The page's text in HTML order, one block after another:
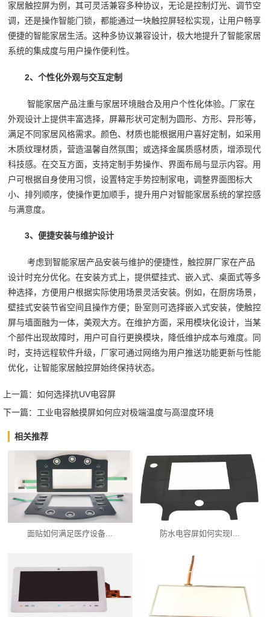
家居触控屏为例，其可灵活兼容多种协议，无论是控制灯光、调节空
调，还是操作智能门锁，都能通过一块触控屏轻松实现，让用户畅享
便捷的智能家居生活。这种多协议兼容设计，极大地提升了智能家居
系统的集成度与用户操作便利性。
2、个性化外观与交互定制
智能家居产品注重与家居环境融合及用户个性化体验。厂家在
外观设计上提供丰富选择，屏幕形状可定制为圆形、方形、异形等，
满足不同家居风格需求。颜色、材质也能根据用户喜好定制，如采用
木质纹理材质，营造温馨自然氛围；或选择金属质感材质，增添现代
科技感。在交互方面，支持定制手势操作、界面布局与显示内容。用
户可根据自身使用习惯，设置特定手势控制家电，调整界面图标大
小、排列顺序，使操作更加顺手，提升用户对智能家居系统的掌控感
与满意度。
3、便捷安装与维护设计
考虑到智能家居产品安装与维护的便捷性，触控屏厂家在产品
设计时充分优化。在安装方式上，提供壁挂式、嵌入式、桌面式等多
种选择，方便用户根据实际使用场景灵活安装。例如，在厨房场景，
壁挂式安装节省空间且操作方便；卧室则可选择嵌入式安装，使触控
屏与墙面融为一体，美观大方。在维护方面，采用模块化设计，当某
个部件出现故障时，用户可自行更换模块，降低维护成本与难度。同
时，支持远程软件升级，厂家可通过网络为用户推送功能更新与性能
优化，让智能家居触控屏始终保持状态。‍
上一篇： 如何选择抗UV电容屏
下一篇： 工业电容触摸屏如何应对极端温度与高湿度环境
相关推荐
面贴如何满足医疗设备... 防水电容屏如何实现I...